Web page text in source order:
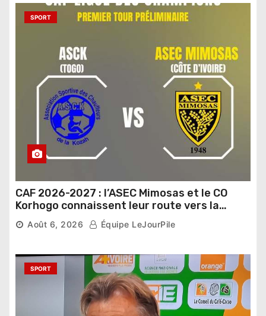
SPORT
CAF 2026-2027 : l’ASEC Mimosas et le CO
Korhogo connaissent leur route vers la
phase de groupes
Août 6, 2026 Équipe LeJourPile
SPORT